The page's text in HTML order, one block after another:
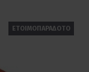
ΕΤΟΙΜΟΠΑΡΑΔΟΤΟ